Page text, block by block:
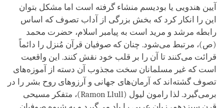
آیین هندویی یا بودیسم منشاء گرفته است اما مشکل بتوان
این را انکار کرد که بخش بزرگی از آداب تصوف که اساس
رابطه مرشد و مرید است به پیامبر اسلام، حضرت محمد
(ص)، مرتبط می‌شود. چنان که صوفیان قرآن مُنزل را دائماً
قرائت می‌کنند تا آن را بر قلب خود نقش کنند. این واقعیت
است که غیر مسلمانان سخت مجذوب آن دسته از آموزه‌های
تصوف گشته‌اند که آرمان‌های جهانی و آرزوهای روح بشر را در
برمی‌گیرد. لذا رامون لیول (Ramon Llull)، متفکر مسیحی